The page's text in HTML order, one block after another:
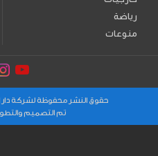
رياضة
منوعات
حقوق النشر محفوظة لشركة دار
تم التصميم